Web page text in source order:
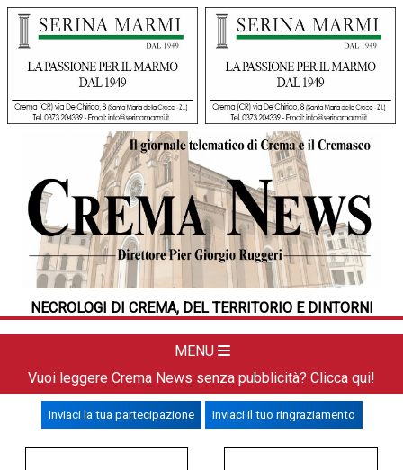
NECROLOGI DI CREMA, DEL TERRITORIO E DINTORNI
MENU
HOME
CRONACA
POLITICA
LA FOTO
DAL TERRITORIO
APPUNTAMENTI
Vuoi leggere Crema News senza pubblicità? Clicca qui!
Inviaci la tua partecipazione Inviaci il tuo ringraziamento